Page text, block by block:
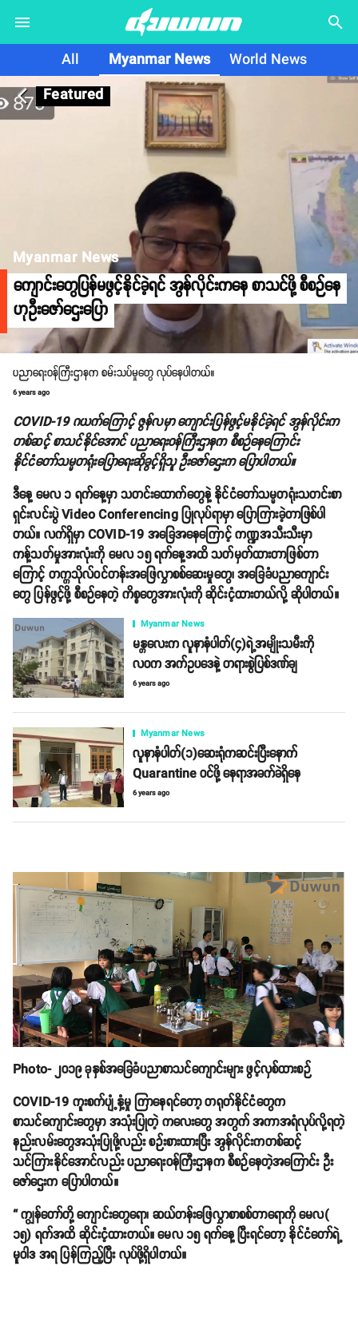
search
All Myanmar News
World News
Featured
arrow_back_ios
Myanmar News
ကျောင်းတွေပြန်မဖွင့်နိုင်ခဲ့ရင် အွန်လိုင်းကနေ စာသင်ဖို့ စီစဉ်နေ
ဟုဦးဇော်ဌေးပြော
ပညာရေးဝန်ကြီးဌာနက စမ်းသပ်မှုတွေ လုပ်နေပါတယ်။
6 years ago
COVID-19 ဂယက်ကြောင့် ဇွန်လမှာ ကျောင်းပြန်ဖွင့်မနိုင်ခဲ့ရင် အွန်လိုင်းက
တစ်ဆင့် စာသင်နိုင်အောင် ပညာရေးဝန်ကြီးဌာနက စီစဉ်နေကြောင်း
နိုင်ငံတော်သမ္မတရုံးပြောရေးဆိုခွင့်ရှိသူ ဦးဇော်ဌေးက ပြောပါတယ်။
ဒီနေ့ မေလ ၁ ရက်နေ့မှာ သတင်းထောက်တွေနဲ့ နိုင်ငံတော်သမ္မတရုံးသတင်းစာ
ရှင်းလင်းပွဲ Video Conferencing ပြုလုပ်ရာမှာ ပြောကြားခဲ့တာဖြစ်ပါ
တယ်။ လက်ရှိမှာ COVID-19 အခြေအနေကြောင့် ကဏ္ဍအသီးသီးမှာ
ကန့်သတ်မှုအားလုံးကို မေလ ၁၅ ရက်နေ့အထိ သတ်မှတ်ထားတာဖြစ်တာ
ကြောင့် တက္ကသိုလ်ဝင်တန်းအဖြေလွှာစစ်ဆေးမှုတွေ၊ အခြေခံပညာကျောင်း
တွေ ပြန်ဖွင့်ဖို့ စီစဉ်နေတဲ့ ကိစ္စတွေအားလုံးကို ဆိုင်းငံ့ထားတယ်လို့ ဆိုပါတယ်။
Myanmar News
မန္တလေးက လူနာနံပါတ်(၄)ရဲ့အမျိုးသမီးကို
လဝက အက်ဥပဒေနဲ့ တရားစွဲပြစ်ဒဏ်ချ
6 years ago
Myanmar News
လူနာနံပါတ်(၁)ဆေးရုံကဆင်းပြီးနောက်
Quarantine ဝင်ဖို့ နေရာအခက်ခဲရှိနေ
6 years ago
Photo- ၂၀၁၉ ခုနှစ်အခြေခံပညာစာသင်ကျောင်းများ ဖွင့်လှစ်ထားစဉ်
COVID-19 ကူးစက်ပျံ့နှံ့မှု ကြာနေရင်တော့ တရုတ်နိုင်ငံတွေက
စာသင်ကျောင်းတွေမှာ အသုံးပြုတဲ့ ကလေးတွေ အတွက် အကာအရံလုပ်လို့ရတဲ့
နည်းလမ်းတွေအသုံးပြုဖို့လည်း စဉ်းစားထားပြီး အွန်လိုင်းကတစ်ဆင့်
သင်ကြားနိုင်အောင်လည်း ပညာရေးဝန်ကြီးဌာနက စီစဉ်နေတဲ့အကြောင်း ဦး
ဇော်ဌေးက ပြောပါတယ်။
“ ကျွန်တော်တို့ ကျောင်းတွေရော၊ ဆယ်တန်းဖြေလွှာစာစစ်တာရောကို မေလ(
၁၅) ရက်အထိ ဆိုင်းငံ့ထားတယ်။ မေလ ၁၅ ရက်နေ့ ပြီးရင်တော့ နိုင်ငံတော်ရဲ့
မူဝါဒ အရ ပြန်ကြည့်ပြီး လုပ်ဖို့ရှိပါတယ်။